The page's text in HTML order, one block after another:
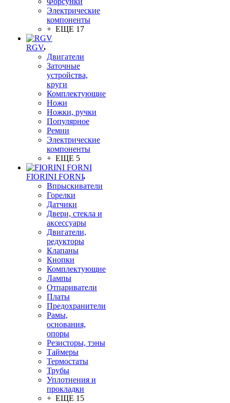
Электрические
компоненты
+ ЕЩЕ 17
RGV
Двигатели
Заточные
устройства,
круги
Комплектующие
Ножи
Ножки, ручки
Популярное
Ремни
Электрические
компоненты
+ ЕЩЕ 5
FIORINI FORNI
Впрыскиватели
Горелки
Датчики
Двери, стекла и
аксессуары
Двигатели,
редукторы
Клапаны
Кнопки
Комплектующие
Лампы
Отпариватели
Платы
Предохранители
Рамы,
основания,
опоры
Резисторы, тэны
Таймеры
Термостаты
Трубы
Уплотнения и
прокладки
+ ЕЩЕ 15